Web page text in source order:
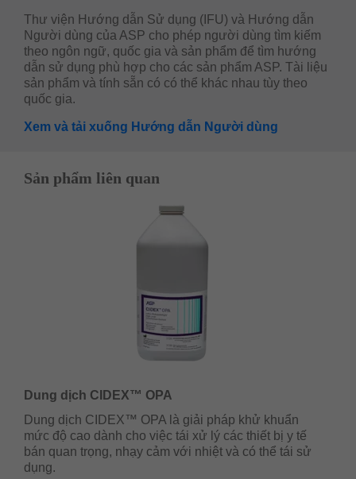
Thư viện Hướng dẫn Sử dụng (IFU) và Hướng dẫn
Người dùng của ASP cho phép người dùng tìm kiếm
theo ngôn ngữ, quốc gia và sản phẩm để tìm hướng
dẫn sử dụng phù hợp cho các sản phẩm ASP. Tài liệu
sản phẩm và tính sẵn có có thể khác nhau tùy theo
quốc gia.
Xem và tải xuống Hướng dẫn Người dùng
Sản phẩm liên quan
Dung dịch CIDEX™ OPA
Dung dịch CIDEX™ OPA là giải pháp khử khuẩn
mức độ cao dành cho việc tái xử lý các thiết bị y tế
bán quan trọng, nhạy cảm với nhiệt và có thể tái sử
dụng.